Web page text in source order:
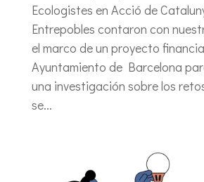
Ecologistes en Acció de
Entrepobles contaron con
el marco de un proyecto
Ayuntamiento de Barcelona
una investigación sobre los
se...